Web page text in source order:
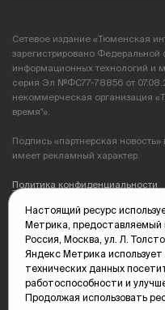
Сетевое издание «Тюменская
зарегистрировано Федеральной
информационных технологий и
серия Эл №ФС77-78856 от
некоммерческая организация
время"».
Подпись «партнерская
имеет рекламный характер.
Политика конфиденциальности
Редакция: 625035, Тюмень, пр.
(3452) 68-89-05
edit@vsluh.ru
Главный редактор: Панкина Т.Ю.
kika@vsluh.ru
Настоящий ресурс
Метрика, предоставляемый
Россия, Москва, ул. Л.
Яндекс Метрика
технических данных
работоспособности и
Продолжая использовать